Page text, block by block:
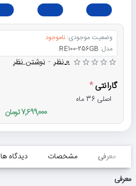
وضعیت موجودی: ناموجود
مدل: RE100-256GB
0 نظر - نوشتن نظر
گارانتی
اصلی 36 ماه
7,699,000 تومان
معرفی مشخصات
دیدگاه ها
معرفی